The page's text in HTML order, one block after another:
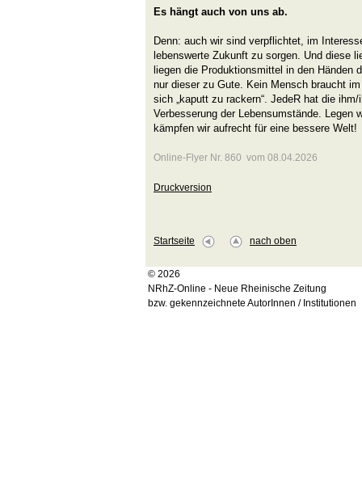
Es hängt auch von uns ab.
Denn: auch wir sind verpflichtet, im
lebenswerte Zukunft zu sorgen. Und diese
liegen die Produktionsmittel in den Händen
nur dieser zu Gute. Kein Mensch braucht
sich „kaputt zu rackern“. JedeR hat die
Verbesserung der Lebensumstände. Legen
kämpfen wir aufrecht für eine bessere Welt!
Online-Flyer Nr. 860 vom 08.04.2026
Druckversion
Startseite nach oben
© 2026
NRhZ-Online - Neue Rheinische Zeitung
bzw. gekennzeichnete AutorInnen / Institutionen